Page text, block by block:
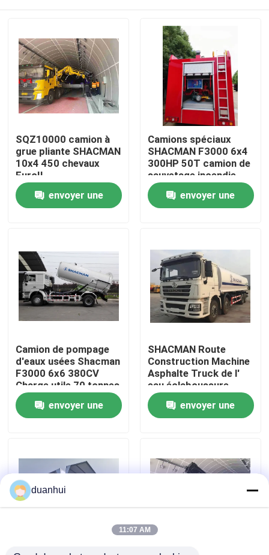
À la maison
À propos de nous
Visite de l'usine
Contrôle de la qualité
Nous contacter
Demandez un devis
Camion à benne basculante lourd
SQZ10000 camion à
grue pliante SHACMAN
10x4 450 chevaux
EuroII
envoyer une
Camions spéciaux
SHACMAN F3000 6x4
300HP 50T camion de
sauvetage incendie
avec WEICHAI
WP10.300E22 moteur
et FAST RTD-11509C
envoyer une
Camion de pompage
d'eaux usées Shacman
F3000 6x6 380CV
Charge utile 70 tonnes
envoyer une
SHACMAN Route
Construction Machine
Asphalte Truck de l'
eau éclaboussure
F3000 6x4 300HP 50T
envoyer une
duanhui
11:07 AM